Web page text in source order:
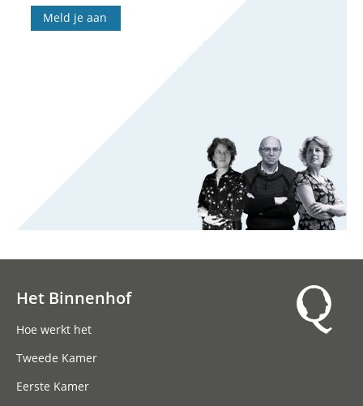
Meld je aan
Het Binnenhof
Hoe werkt het
Tweede Kamer
Eerste Kamer